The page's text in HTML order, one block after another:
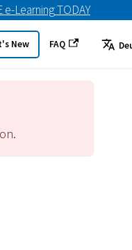
Learning TODAY
New FAQ